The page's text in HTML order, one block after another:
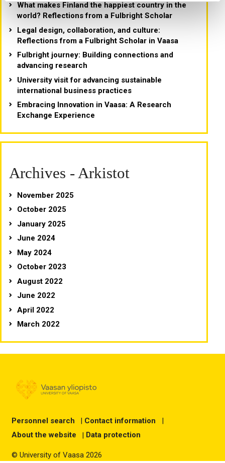
What makes Finland the happiest country in the
world? Reflections from a Fulbright Scholar
Legal design, collaboration, and culture:
Reflections from a Fulbright Scholar in Vaasa
Fulbright journey: Building connections and
advancing research
University visit for advancing sustainable
international business practices
Embracing Innovation in Vaasa: A Research
Exchange Experience
Archives - Arkistot
November 2025
October 2025
January 2025
June 2024
May 2024
October 2023
August 2022
June 2022
April 2022
March 2022
Personnel search | Contact information
|
About the website
| Data protection
© University of Vaasa 2026